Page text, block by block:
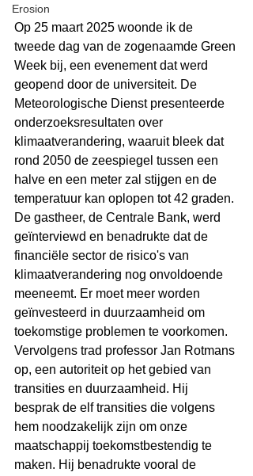
Erosion
Op 25 maart 2025 woonde ik de
tweede dag van de zogenaamde Green
Week bij, een evenement dat werd
geopend door de universiteit. De
Meteorologische Dienst presenteerde
onderzoeksresultaten over
klimaatverandering, waaruit bleek dat
rond 2050 de zeespiegel tussen een
halve en een meter zal stijgen en de
temperatuur kan oplopen tot 42 graden.
De gastheer, de Centrale Bank, werd
geïnterviewd en benadrukte dat de
financiële sector de risico's van
klimaatverandering nog onvoldoende
meeneemt. Er moet meer worden
geïnvesteerd in duurzaamheid om
toekomstige problemen te voorkomen.
Vervolgens trad professor Jan Rotmans
op, een autoriteit op het gebied van
transities en duurzaamheid. Hij
besprak de elf transities die volgens
hem noodzakelijk zijn om onze
maatschappij toekomstbestendig te
maken. Hij benadrukte vooral de